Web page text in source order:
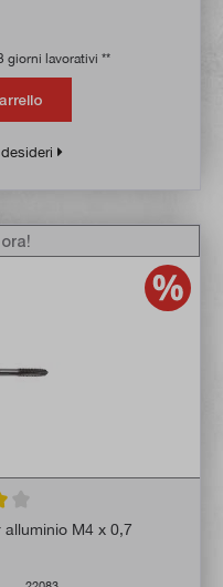
giorni lavorativi **
di 4 su 5 stelle
M4 x 0,7